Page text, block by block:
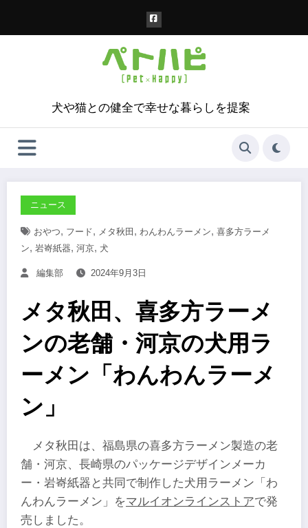
犬や猫との健全で幸せな暮らしを提案
ニュース
おやつ, フード, メタ秋田 , わんわんラーメン, 喜多方ラーメ
ン, 岩㟢紙器, 河京, 犬
編集部 2024年9月3日
メタ秋田、喜多方ラーメ
ンの老舗・河京の犬用ラ
ーメン「わんわんラーメ
ン」
メタ秋田は、福島県の喜多方ラーメン製造の老
舗・河京、長崎県のパッケージデザインメーカ
ー・岩㟢紙器と共同で制作した犬用ラーメン「わ
んわんラーメン」をマルイオンラインストアで発
売しました。